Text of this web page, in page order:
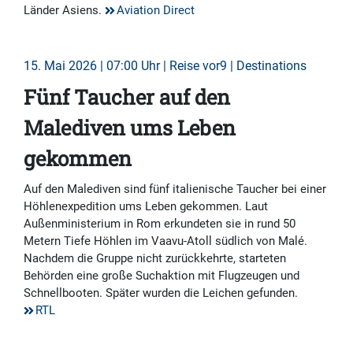
Länder Asiens.
Aviation Direct
15. Mai 2026 | 07:00 Uhr | Reise vor9 | Destinations
Fünf Taucher auf den
Malediven ums Leben
gekommen
Auf den Malediven sind fünf italienische Taucher bei einer
Höhlenexpedition ums Leben gekommen. Laut
Außenministerium in Rom erkundeten sie in rund 50
Metern Tiefe Höhlen im Vaavu-Atoll südlich von Malé.
Nachdem die Gruppe nicht zurückkehrte, starteten
Behörden eine große Suchaktion mit Flugzeugen und
Schnellbooten. Später wurden die Leichen gefunden.
RTL